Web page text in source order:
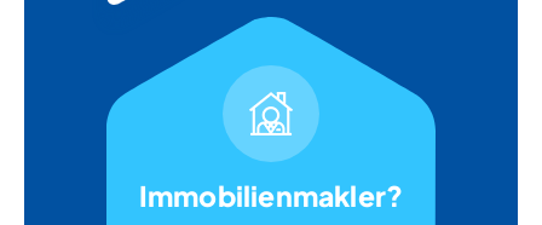
Immobilienmakler?